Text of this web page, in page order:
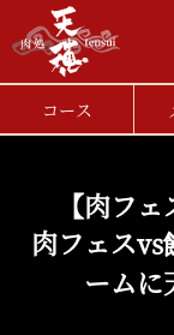
コース
【肉フ
肉フェス
ームに